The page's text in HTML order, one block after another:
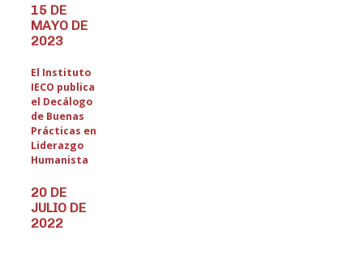
15 DE
MAYO DE
2023
El Instituto
IECO publica
el Decálogo
de Buenas
Prácticas en
Liderazgo
Humanista
20 DE
JULIO DE
2022